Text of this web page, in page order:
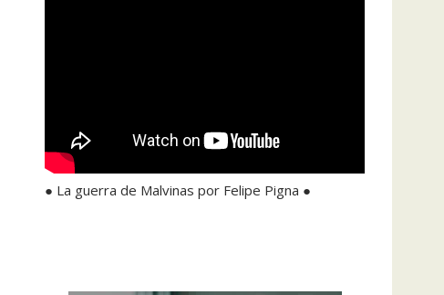
● La guerra de Malvinas por Felipe Pigna ●